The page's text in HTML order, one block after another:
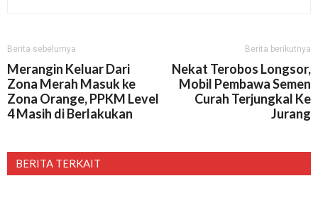
Berita sebelumya
Merangin Keluar Dari
Zona Merah Masuk ke
Zona Orange, PPKM Level
4 Masih di Berlakukan
Berita berikutnya
Nekat Terobos Longsor,
Mobil Pembawa Semen
Curah Terjungkal Ke
Jurang
BERITA TERKAIT